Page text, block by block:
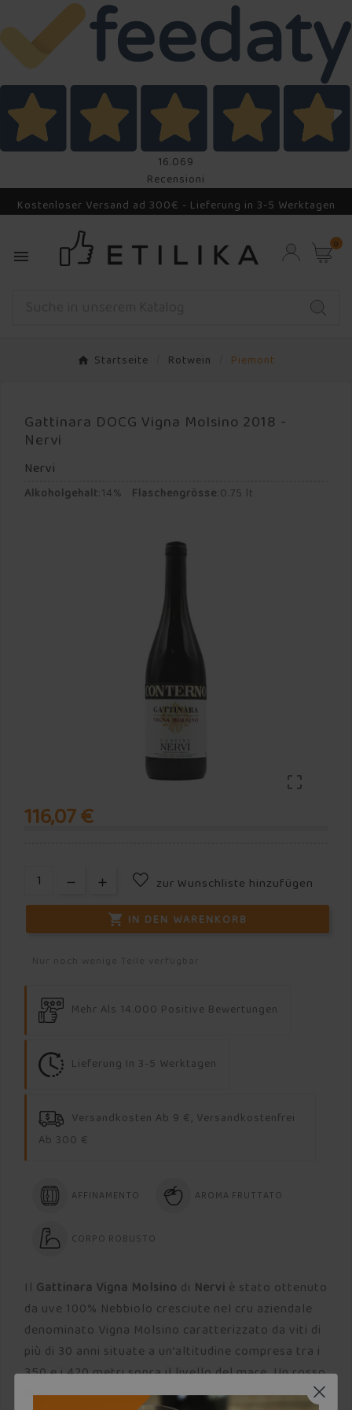
16.069
Recensioni
Kostenloser Versand ad 300€ - Lieferung in 3-5 Werktagen

0
Startseite Rotwein Piemont
Gattinara DOCG Vigna Molsino 2018 -
Nervi
Nervi
Alkoholgehalt:14% Flaschengrösse:0.75 lt

116,07 €
zur Wunschliste hinzufügen
 IN DEN WARENKORB
Mehr Als 14.000 Positive Bewertungen
Lieferung In 3-5 Werktagen
Versandkosten Ab 9 €, Versandkostenfrei
Ab 300 €
AFFINAMENTO AROMA FRUTTATO
CORPO ROBUSTO
Il Gattinara Vigna Molsino di Nervi è stato ottenuto
da uve 100% Nebbiolo cresciute nel cru aziendale
denominato Vigna Molsino caratterizzato da viti di
più di 30 anni situate a un’altitudine compresa tra i
350 e i 420 metri sopra il livello del mare. Un rosso
di particolare pregio che possiamo definire una